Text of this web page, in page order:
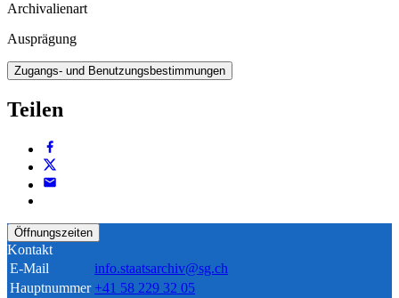
Archivalienart
Ausprägung
Zugangs- und Benutzungsbestimmungen
Teilen
Öffnungszeiten
Kontakt
E-Mail
info.staatsarchiv@sg.ch
Hauptnummer +41 58 229 32 05